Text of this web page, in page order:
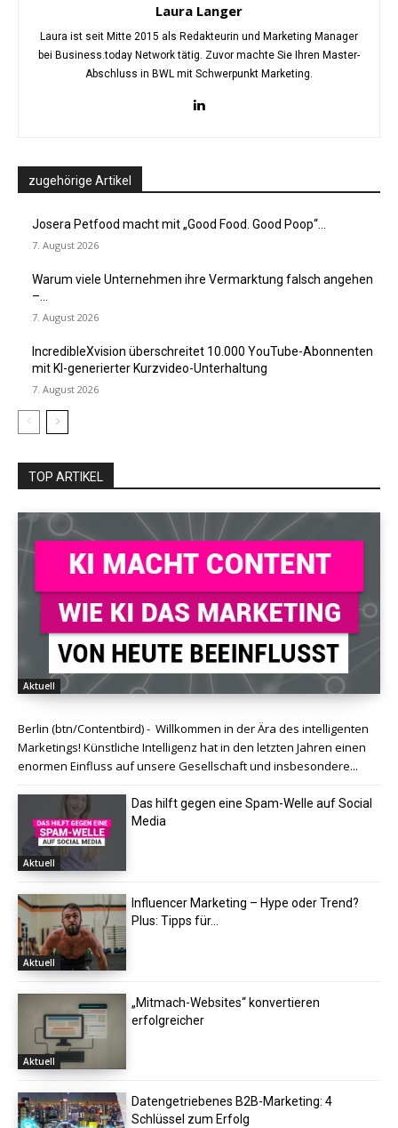
Laura Langer
Laura ist seit Mitte 2015 als Redakteurin und Marketing Manager
bei Business.today Network tätig. Zuvor machte Sie Ihren Master-
Abschluss in BWL mit Schwerpunkt Marketing.
zugehörige Artikel
Josera Petfood macht mit „Good Food. Good Poop“...
7. August 2026
Warum viele Unternehmen ihre Vermarktung falsch angehen
–...
7. August 2026
IncredibleXvision überschreitet 10.000 YouTube-Abonnenten
mit KI-generierter Kurzvideo-Unterhaltung
7. August 2026
TOP ARTIKEL
Aktuell
Berlin (btn/Contentbird) - Willkommen in der Ära des intelligenten
Marketings! Künstliche Intelligenz hat in den letzten Jahren einen
enormen Einfluss auf unsere Gesellschaft und insbesondere...
Aktuell
Das hilft gegen eine Spam-Welle auf Social
Media
Aktuell
Influencer Marketing – Hype oder Trend?
Plus: Tipps für...
Aktuell
„Mitmach-Websites“ konvertieren
erfolgreicher
Datengetriebenes B2B-Marketing: 4
Schlüssel zum Erfolg